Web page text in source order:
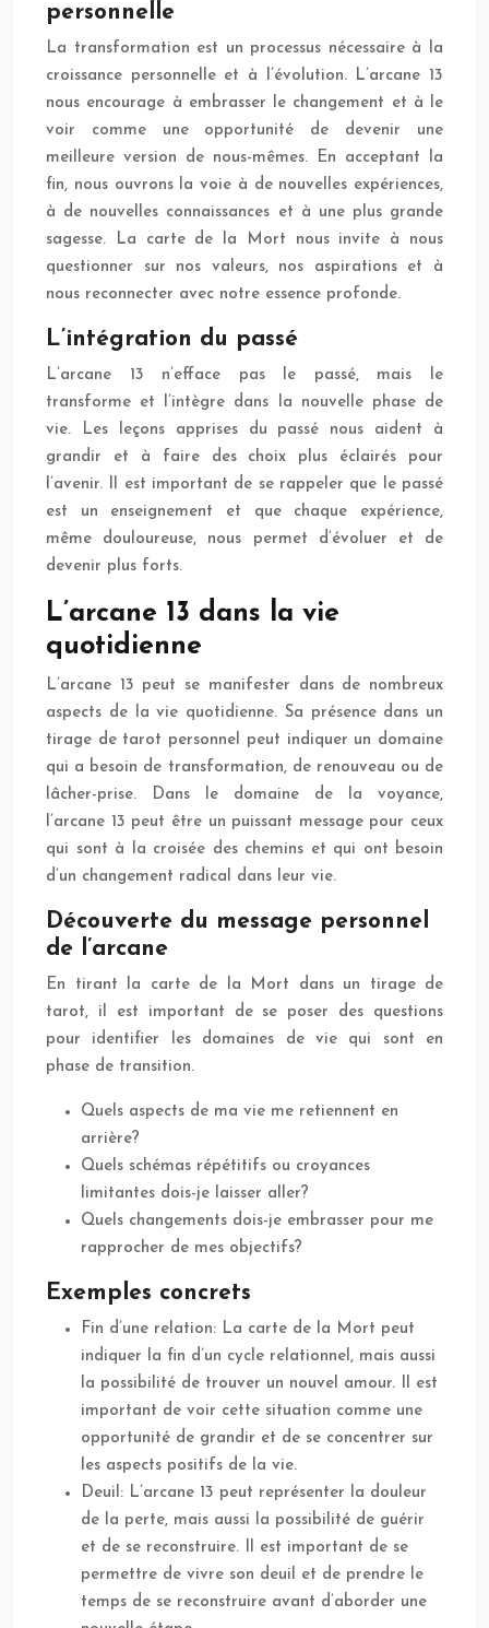
personnelle
La transformation est un processus nécessaire à la
croissance personnelle et à l’évolution. L’arcane 13
nous encourage à embrasser le changement et à le
voir comme une opportunité de devenir une
meilleure version de nous-mêmes. En acceptant la
fin, nous ouvrons la voie à de nouvelles expériences,
à de nouvelles connaissances et à une plus grande
sagesse. La carte de la Mort nous invite à nous
questionner sur nos valeurs, nos aspirations et à
nous reconnecter avec notre essence profonde.
L’intégration du passé
L’arcane 13 n’efface pas le passé, mais le
transforme et l’intègre dans la nouvelle phase de
vie. Les leçons apprises du passé nous aident à
grandir et à faire des choix plus éclairés pour
l’avenir. Il est important de se rappeler que le passé
est un enseignement et que chaque expérience,
même douloureuse, nous permet d’évoluer et de
devenir plus forts.
L’arcane 13 dans la vie
quotidienne
L’arcane 13 peut se manifester dans de nombreux
aspects de la vie quotidienne. Sa présence dans un
tirage de tarot personnel peut indiquer un domaine
qui a besoin de transformation, de renouveau ou de
lâcher-prise. Dans le domaine de la voyance,
l’arcane 13 peut être un puissant message pour ceux
qui sont à la croisée des chemins et qui ont besoin
d’un changement radical dans leur vie.
Découverte du message personnel
de l’arcane
En tirant la carte de la Mort dans un tirage de
tarot, il est important de se poser des questions
pour identifier les domaines de vie qui sont en
phase de transition.
Quels aspects de ma vie me retiennent en
arrière?
Quels schémas répétitifs ou croyances
limitantes dois-je laisser aller?
Quels changements dois-je embrasser pour me
rapprocher de mes objectifs?
Exemples concrets
Fin d’une relation: La carte de la Mort peut
indiquer la fin d’un cycle relationnel, mais aussi
la possibilité de trouver un nouvel amour. Il est
important de voir cette situation comme une
opportunité de grandir et de se concentrer sur
les aspects positifs de la vie.
Deuil: L’arcane 13 peut représenter la douleur
de la perte, mais aussi la possibilité de guérir
et de se reconstruire. Il est important de se
permettre de vivre son deuil et de prendre le
temps de se reconstruire avant d’aborder une